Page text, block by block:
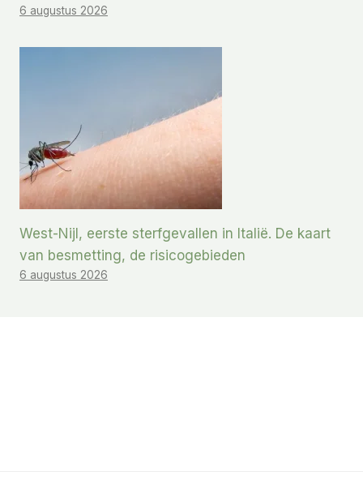
6 augustus 2026
West-Nijl, eerste sterfgevallen in Italië. De kaart
van besmetting, de risicogebieden
6 augustus 2026